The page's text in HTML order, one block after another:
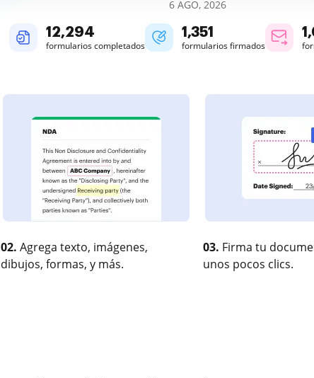
6 AGO, 2026
12,295
formularios completados
1,351
formularios firmados
02. Agrega texto, imágenes,
dibujos, formas, y más.
03. Firma tu
unos pocos clics.